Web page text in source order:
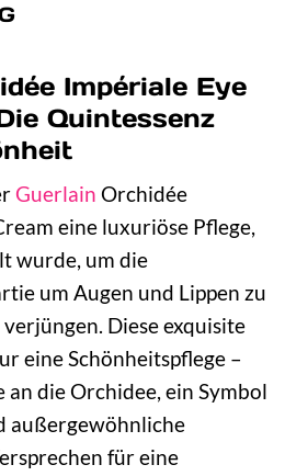
Impériale Eye
Quintessenz
Guerlain Orchidée
eine luxuriöse Pflege,
wurde, um die
um Augen und Lippen zu
Diese exquisite
eine Schönheitspflege –
an die Orchidee, ein Symbol
außergewöhnliche
für eine